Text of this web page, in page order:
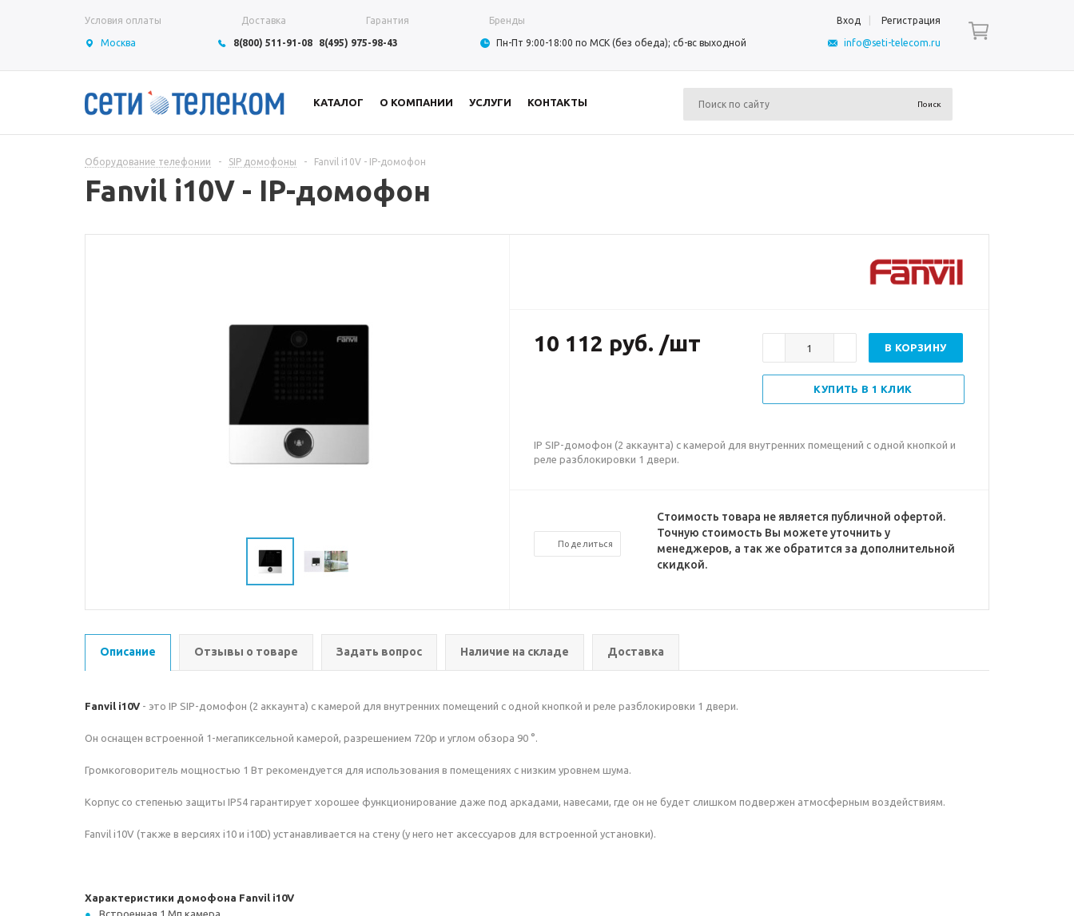
Условия оплаты Доставка Гарантия Бренды Вход Регистрация
Москва 8(800) 511-91-08 8(495) 975-98-43 Пн-Пт 9:00-18:00 по МСК (без обеда); сб-вс выходной info@seti-telecom.ru
КАТАЛОГ О КОМПАНИИ УСЛУГИ КОНТАКТЫ
Оборудование телефонии - SIP домофоны - Fanvil i10V - IP-домофон
Fanvil i10V - IP-домофон
10 112 руб. /шт В КОРЗИНУ
КУПИТЬ В 1 КЛИК
IP SIP-домофон (2 аккаунта) с камерой для внутренних помещений с одной кнопкой и
реле разблокировки 1 двери.
Поделиться
Стоимость товара не является публичной офертой.
Точную стоимость Вы можете уточнить у
менеджеров, а так же обратится за дополнительной
скидкой.
Описание Отзывы о товаре Задать вопрос Наличие на складе Доставка
Fanvil i10V - это IP SIP-домофон (2 аккаунта) с камерой для внутренних помещений с одной кнопкой и реле разблокировки 1 двери.
Он оснащен встроенной 1-мегапиксельной камерой, разрешением 720p и углом обзора 90 °.
Громкоговоритель мощностью 1 Вт рекомендуется для использования в помещениях с низким уровнем шума.
Корпус со степенью защиты IP54 гарантирует хорошее функционирование даже под аркадами, навесами, где он не будет слишком подвержен атмосферным воздействиям.
Fanvil i10V (также в версиях i10 и i10D) устанавливается на стену (у него нет аксессуаров для встроенной установки).
Характеристики домофона Fanvil i10V
Встроенная 1 Мп камера